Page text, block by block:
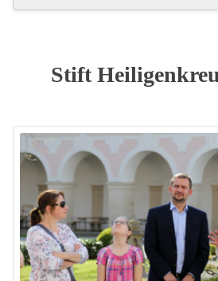
Stift